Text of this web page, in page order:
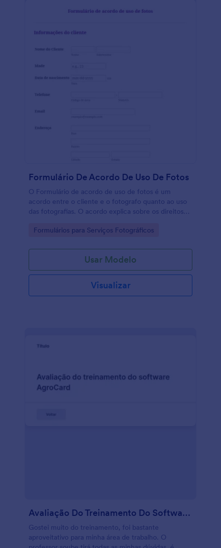
Formulário De Acordo De Uso De Fotos
O Formulário de acordo de uso de fotos é um
acordo entre o cliente e o fotografo quanto ao uso
das fotografias. O acordo explica sobre os direitos
ou não, além de autorização para uso online. O
para consentimento e proteção de propriedade e
licença de uso. Este Formulário de acordo de uso de
fotos contém campos para coletar dados do cliente,
responsáveis legais, detalhes da sessão de
fotografia, informações da agência ou do fotógrafo
das fotos para uso pessoal.
Go to Category:
Formulários para Serviços Fotográficos
Usar Modelo
Visualizar
Avaliação Do Treinamento Do Software AgroCard
Gostei muito do treinamento, foi bastante
aproveitativo para minha área de trabalho. O